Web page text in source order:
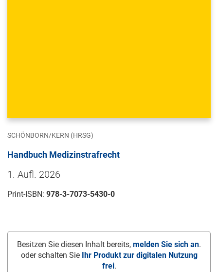
SCHÖNBORN/KERN (HRSG)
Handbuch Medizinstrafrecht
1. Aufl. 2026
Print-ISBN: 978-3-7073-5430-0
Besitzen Sie diesen Inhalt bereits, melden Sie sich an.
oder schalten Sie Ihr Produkt zur digitalen Nutzung
frei.